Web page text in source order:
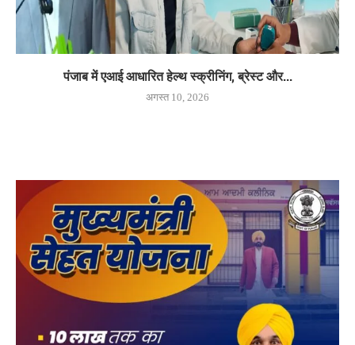
पंजाब में एआई आधारित हेल्थ स्क्रीनिंग, ब्रेस्ट और...
अगस्त 10, 2026